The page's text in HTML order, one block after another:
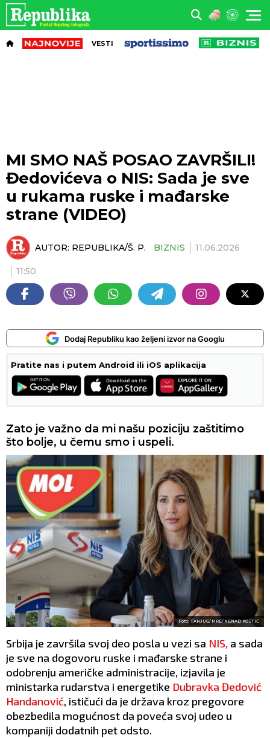
VESTI
MI SMO NAŠ POSAO ZAVRŠILI!
Đedovićeva o NIS: Sada je sve
u rukama ruske i mađarske
strane (VIDEO)
AUTOR: REPUBLIKA/Š. P. BIZNIS 11.06.2026
11:50
Dodaj Republiku kao željeni izvor na Googlu
Pratite nas i putem Android ili iOS aplikacija
Zato je važno da mi našu poziciju zaštitimo
što bolje, u čemu smo i uspeli.
Foto: TANJUG/ MRE/ NENAD KOSTIĆ
Srbija je završila svoj deo posla u vezi sa NIS, a sada
je sve na dogovoru ruske i mađarske strane i
odobrenju američke administracije, izjavila je
ministarka rudarstva i energetike Dubravka Đedović
Handanović, ističući da je država kroz pregovore
obezbedila mogućnost da poveća svoj udeo u
kompaniji dodatnih pet odsto.